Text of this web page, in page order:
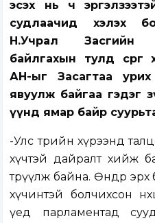
эсэх нь ч
судлаачид хэлэх
Н.Учрал Засгийн
байлгахын тулд
АН-ыг Засагтаа
явуулж байгаа гэдэг
үүнд ямар байр
-Улс төрийн хүрээнд
хүчтэй дайралт хийж
төрүүлж байна. Өнөөдөр эрх
хүчинтэй болчихсон
үед парламентад